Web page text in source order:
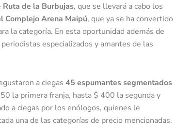
Ruta de la Burbujas, que se llevará a cabo los
Complejo Arena Maipú, que ya se ha convertido
la categoría. En esta oportunidad además de
especializados y amantes de las
a ciegas 45 espumantes segmentados
la primera franja, hasta $ 400 la segunda y
a ciegas por los enólogos, quienes le
una de las categorías de precio mencionadas.